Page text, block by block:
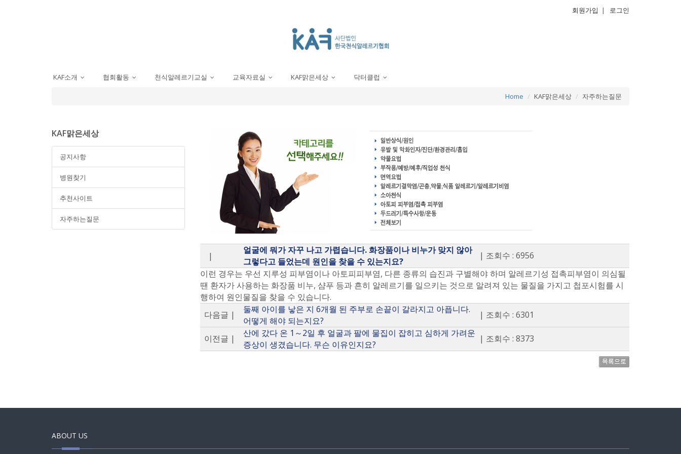
회원가입 | 로그인
KAF소개 협회활동 천식알레르기교실 교육자료실 KAF맑은세상 닥터클럽
Home KAF맑은세상 자주하는질문
KAF맑은세상
공지사항
병원찾기
추천사이트
자주하는질문
|
얼굴에 뭐가 자꾸 나고 가렵습니다. 화장품이나 비누가 맞지 않아
그렇다고 들었는데 원인을 찾을 수 있는지요?
| 조회수 : 6956
이런 경우는 우선 지루성 피부염이나 아토피피부염, 다른 종류의 습진과 구별해야 하며 알레르기성 접촉피부염이 의심될
땐 환자가 사용하는 화장품 비누, 샴푸 등과 흔히 알레르기를 일으키는 것으로 알려져 있는 물질을 가지고 첩포시험를 시
행하여 원인물질을 찾을 수 있습니다.
다음글 |
둘째 아이를 낳은 지 6개월 된 주부로 손끝이 갈라지고 아픕니다.
어떻게 해야 되는지요?
| 조회수 : 6301
이전글 |
산에 갔다 온 1～2일 후 얼굴과 팔에 물집이 잡히고 심하게 가려운
증상이 생겼습니다. 무슨 이유인지요?
| 조회수 : 8373
ABOUT US